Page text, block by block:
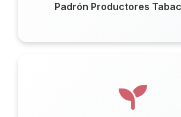
Padrón Productores